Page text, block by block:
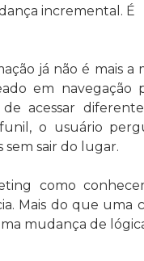
incremental. É
já não é mais a
em navegação
acessar
o usuário
sair do lugar.
como
Mais do que uma
mudança de